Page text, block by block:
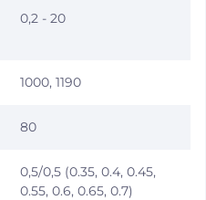
0,2 - 20
1000, 1190
80
0,5/0,5 (0.35, 0.4, 0.45,
0.55, 0.6, 0.65, 0.7)